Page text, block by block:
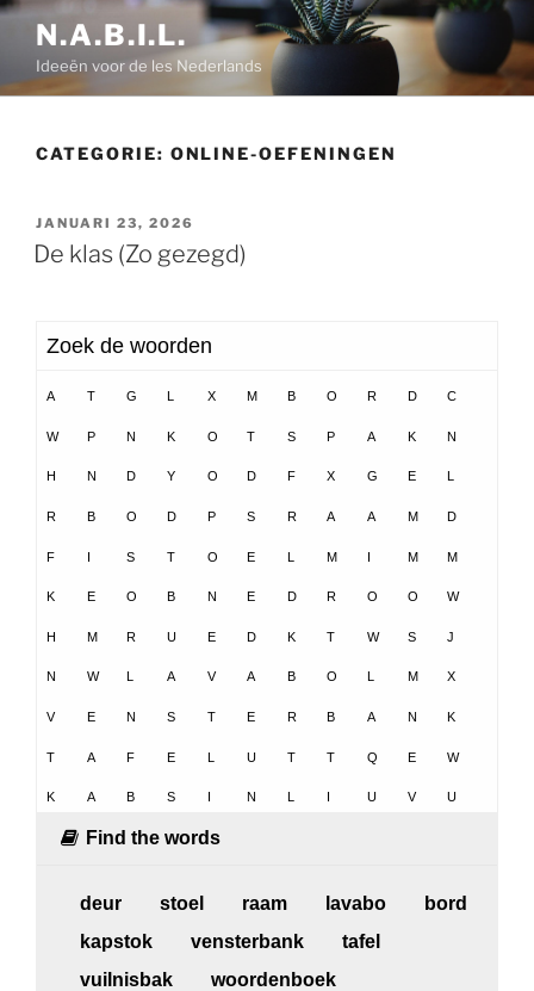
Ga
inhoud
N.A.B.I.L.
Ideeën voor de les Nederlands
CATEGORIE: ONLINE-OEFENINGEN
GEPLAATST
OP
JANUARI 23, 2026
De klas (Zo gezegd)